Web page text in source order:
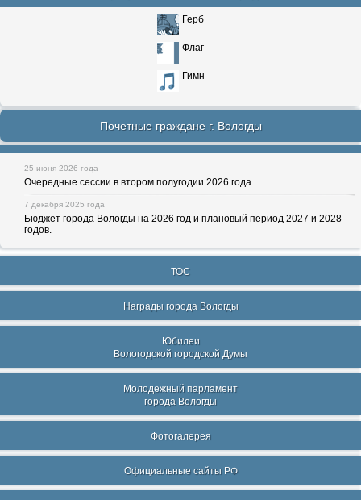
Герб
Флаг
Гимн
Почетные граждане г. Вологды
25 июня 2026 года
Очередные сессии в втором полугодии 2026 года.
7 декабря 2025 года
Бюджет города Вологды на 2026 год и плановый период 2027 и 2028
годов.
ТОС
Награды города Вологды
Юбилеи
Вологодской городской Думы
Молодежный парламент
города Вологды
Фотогалерея
Официальные сайты РФ